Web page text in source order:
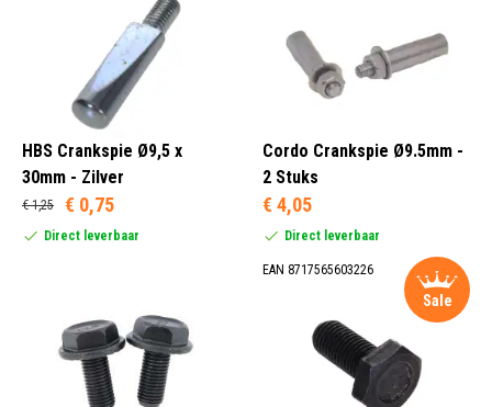
HBS Crankspie Ø9,5 x
30mm - Zilver
€ 1,25 € 0,75
Direct leverbaar
Cordo Crankspie Ø9.5mm -
2 Stuks
€ 4,05
Direct leverbaar
EAN 8717565603226
Sale